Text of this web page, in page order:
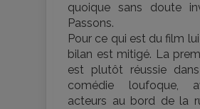
quoique sans doute
Passons.
Pour ce qui est du film
bilan est mitigé. La
est plutôt réussie
comédie loufoque,
acteurs au bord de la